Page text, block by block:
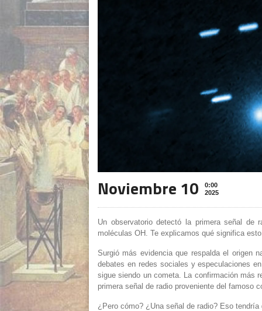
Noviembre 10
0:00
2025
Un observatorio detectó la primera señal de
moléculas OH. Te explicamos qué significa
Surgió más evidencia que respalda el origen
debates en redes sociales y especulaciones en
sigue siendo un cometa. La confirmación más
primera señal de radio proveniente del famoso
¿Pero cómo? ¿Una señal de radio? Eso tendría